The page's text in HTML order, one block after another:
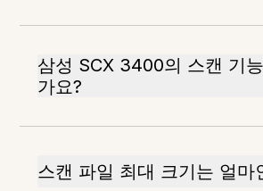
삼성 SCX 3400의 스캔 기
가요?
스캔 파일 최대 크기는 얼마